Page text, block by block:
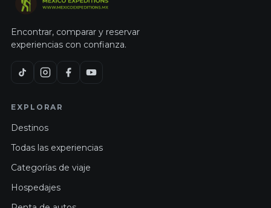
Encontrar, comparar y reservar
experiencias con confianza.
EXPLORAR
Destinos
Todas las experiencias
Categorías de viaje
Hospedajes